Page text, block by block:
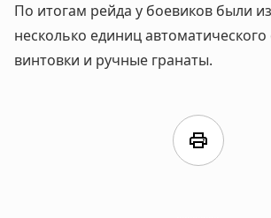
По итогам рейда у боевиков были
несколько единиц
винтовки и ручные гранаты.
print